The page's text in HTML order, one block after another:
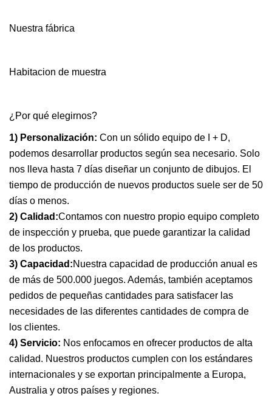
Nuestra fábrica
Habitacion de muestra
¿Por qué elegirnos?
1) Personalización: Con un sólido equipo de I + D,
podemos desarrollar productos según sea necesario. Solo
nos lleva hasta 7 días diseñar un conjunto de dibujos. El
tiempo de producción de nuevos productos suele ser de 50
días o menos.
2) Calidad:Contamos con nuestro propio equipo completo
de inspección y prueba, que puede garantizar la calidad
de los productos.
3) Capacidad:Nuestra capacidad de producción anual es
de más de 500.000 juegos. Además, también aceptamos
pedidos de pequeñas cantidades para satisfacer las
necesidades de las diferentes cantidades de compra de
los clientes.
4) Servicio: Nos enfocamos en ofrecer productos de alta
calidad. Nuestros productos cumplen con los estándares
internacionales y se exportan principalmente a Europa,
Australia y otros países y regiones.